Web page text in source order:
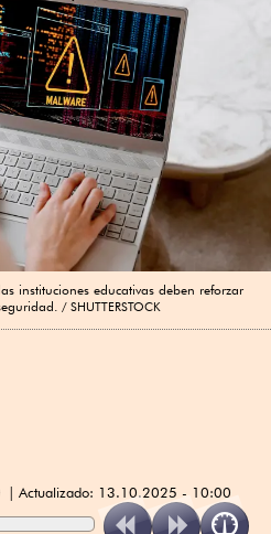
instituciones educativas deben reforzar
SHUTTERSTOCK
Actualizado: 13.10.2025 - 10:00